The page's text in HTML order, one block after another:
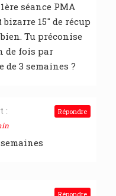
séance PMA
15" de récup
Tu préconise
de fois par
3 semaines ?
: Répondre
Répondre